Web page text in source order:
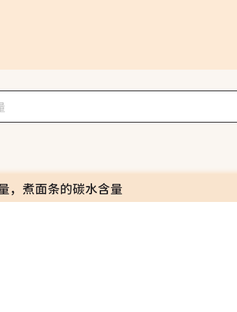
，煮面条的碳水含量